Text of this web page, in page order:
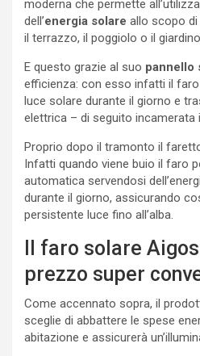
moderna che permette
dell’energia solare allo scopo di
il terrazzo, il poggiolo o il
E questo grazie al suo pannello
efficienza: con esso infatti il
luce solare durante il giorno e
elettrica – di seguito incamerata
Proprio dopo il tramonto il
Infatti quando viene buio il faro
automatica servendosi
durante il giorno, assicurando
persistente luce fino all’alba.
Il faro solare
prezzo super
Come accennato sopra, il
sceglie di abbattere le spese
abitazione e assicurerà